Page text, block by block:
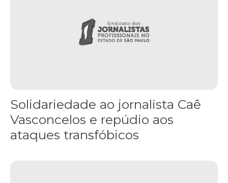
Solidariedade ao jornalista Caê
Vasconcelos e repúdio aos
ataques transfóbicos